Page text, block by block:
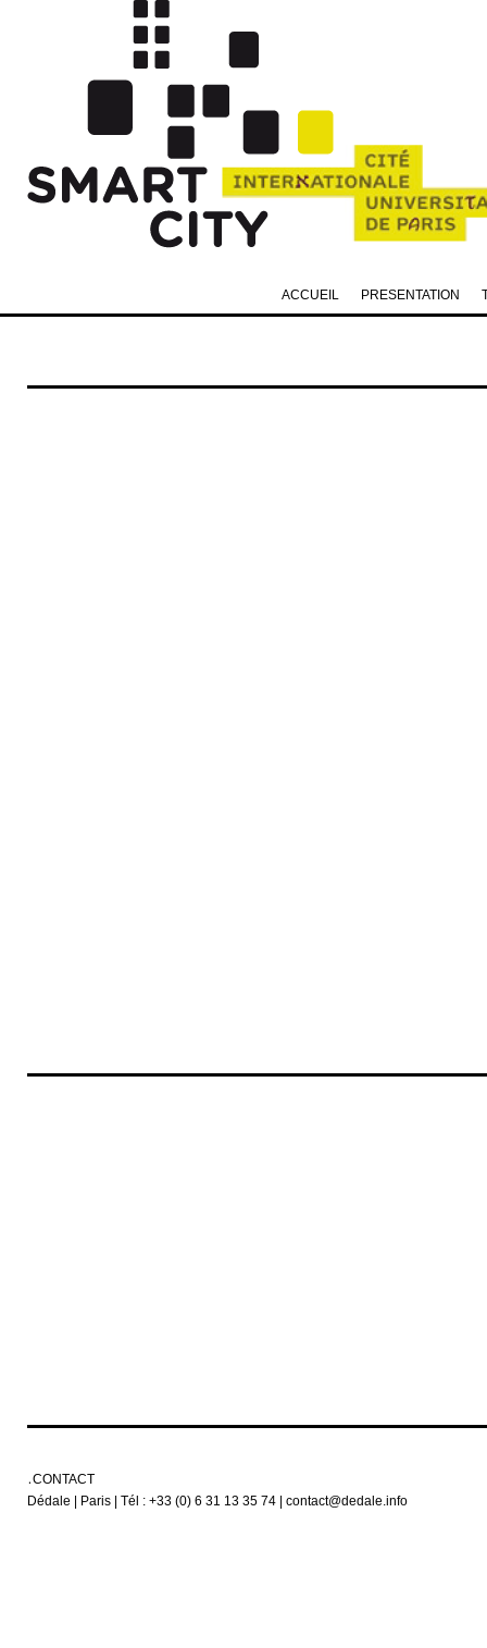
PRESENTATION
ACCUEIL
CONTACT
Dédale | Paris | Tél : +33 (0) 6 31 13 35 74 | contact@dedale.info